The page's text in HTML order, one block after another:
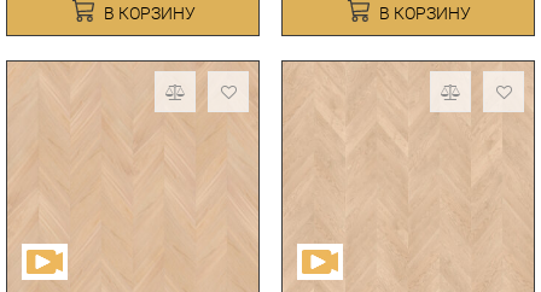
В КОРЗИНУ В КОРЗИНУ